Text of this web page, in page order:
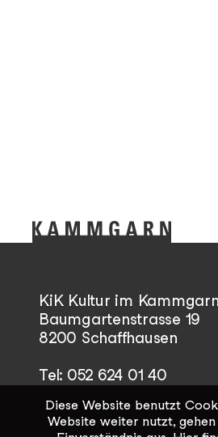
KiK Kultur im Kammgarn
Baumgartenstrasse 19
8200 Schaffhausen
Tel: 052 624 01 40
Öffnungszeiten KiK-
Mittwoch - Freitag
Diese Website benutzt
Website weiter nutzt,